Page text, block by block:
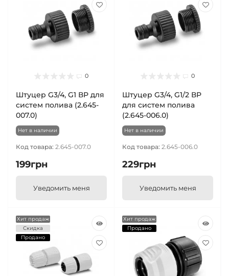
0
Штуцер G3/4, G1 ВР для
систем полива (2.645-
007.0)
Нет в наличии
Код товара: 2.645-007.0
199грн
Уведомить меня
0
Штуцер G3/4, G1/2 ВР
для систем полива
(2.645-006.0)
Нет в наличии
Код товара: 2.645-006.0
229грн
Уведомить меня
Хит продаж
Скидка
Продано
Хит продаж
Продано